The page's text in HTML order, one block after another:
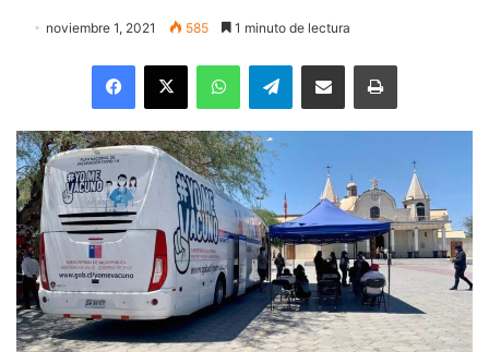
noviembre 1, 2021 585 1 minuto de lectura
Facebook
X WhatsAppTelegramEnviar vía email Imprimir